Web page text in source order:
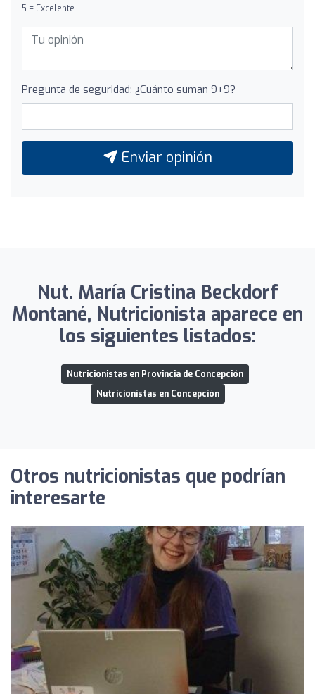
5 = Excelente
Pregunta de seguridad: ¿Cuánto suman 9+9?
Enviar opinión
Nut. María Cristina Beckdorf
Montané, Nutricionista aparece en
los siguientes listados:
Nutricionistas en Provincia de Concepción
Nutricionistas en Concepción
Otros nutricionistas que podrían
interesarte